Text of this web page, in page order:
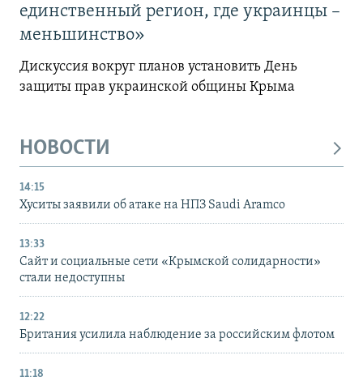
единственный регион, где украинцы –
меньшинство»
Дискуссия вокруг планов установить День
защиты прав украинской общины Крыма
НОВОСТИ
14:15
Хуситы заявили об атаке на НПЗ Saudi Aramco
13:33
Сайт и социальные сети «Крымской солидарности»
стали недоступны
12:22
Британия усилила наблюдение за российским флотом
11:18